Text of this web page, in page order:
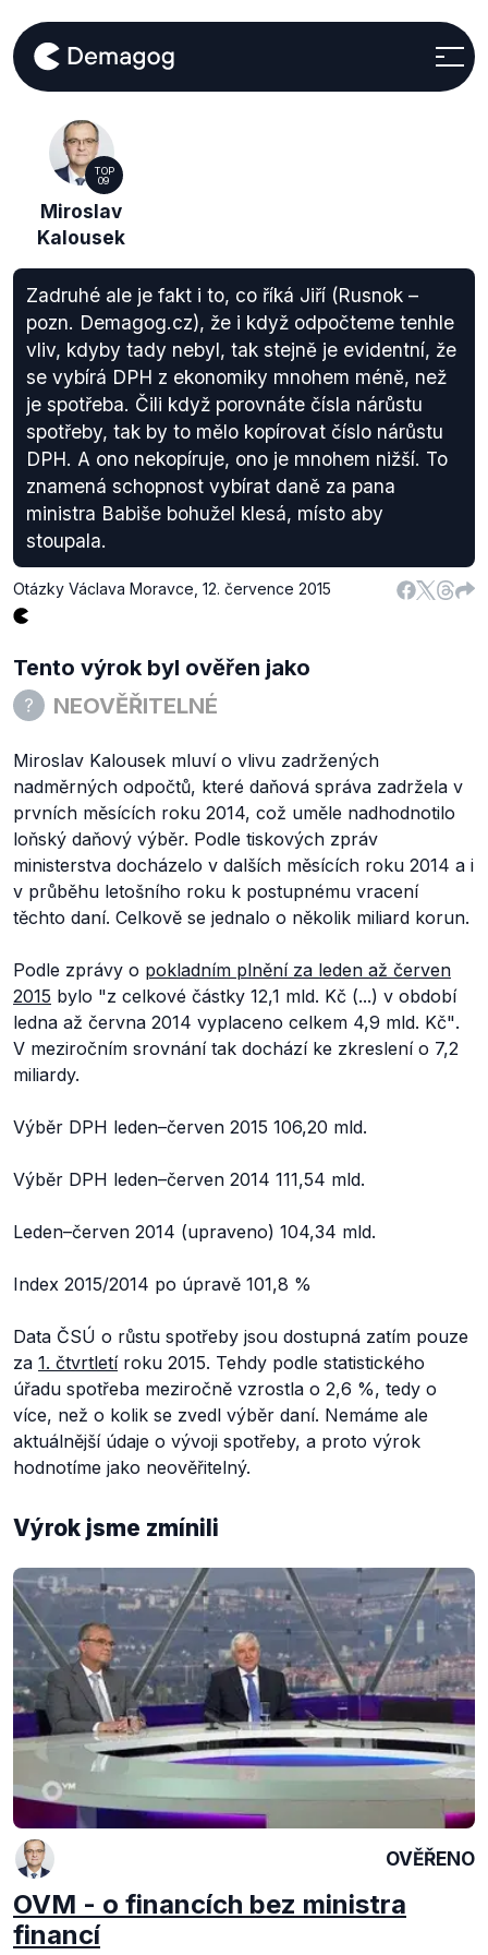
TOP
09
Miroslav
Kalousek
Zadruhé ale je fakt i to, co říká Jiří (Rusnok –
pozn. Demagog.cz), že i když odpočteme tenhle
vliv, kdyby tady nebyl, tak stejně je evidentní, že
se vybírá DPH z ekonomiky mnohem méně, než
je spotřeba. Čili když porovnáte čísla nárůstu
spotřeby, tak by to mělo kopírovat číslo nárůstu
DPH. A ono nekopíruje, ono je mnohem nižší. To
znamená schopnost vybírat daně za pana
ministra Babiše bohužel klesá, místo aby
stoupala.
Otázky Václava Moravce 12. července 2015
Tento výrok byl ověřen jako
NEOVĚŘITELNÉ
Miroslav Kalousek mluví o vlivu zadržených
nadměrných odpočtů, které daňová správa zadržela v
prvních měsících roku 2014, což uměle nadhodnotilo
loňský daňový výběr. Podle tiskových zpráv
ministerstva docházelo v dalších měsících roku 2014 a i
v průběhu letošního roku k postupnému vracení
těchto daní. Celkově se jednalo o několik miliard korun.
Podle zprávy o pokladním plnění za leden až červen
2015 bylo "z celkové částky 12,1 mld. Kč (...) v období
ledna až června 2014 vyplaceno celkem 4,9 mld. Kč".
V meziročním srovnání tak dochází ke zkreslení o 7,2
miliardy.
Výběr DPH leden–červen 2015 106,20 mld.
Výběr DPH leden–červen 2014 111,54 mld.
Leden–červen 2014 (upraveno) 104,34 mld.
Index 2015/2014 po úpravě 101,8 %
Data ČSÚ o růstu spotřeby jsou dostupná zatím pouze
za 1. čtvrtletíroku 2015. Tehdy podle statistického
úřadu spotřeba meziročně vzrostla o 2,6 %, tedy o
více, než o kolik se zvedl výběr daní. Nemáme ale
aktuálnější údaje o vývoji spotřeby, a proto výrok
hodnotíme jako neověřitelný.
Výrok jsme zmínili
OVĚŘENO
OVM - o financích bez ministra
financí